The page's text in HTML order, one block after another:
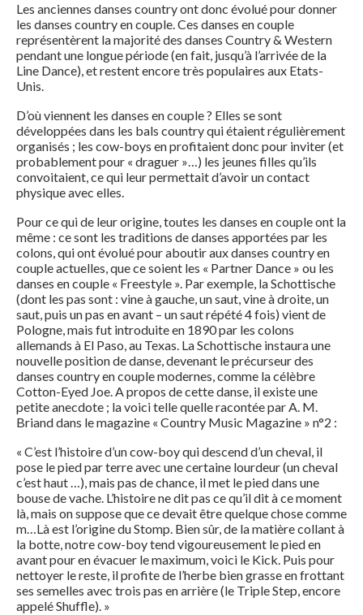
Les anciennes danses country ont donc évolué pour donner
les danses country en couple. Ces danses en couple
représentèrent la majorité des danses Country & Western
pendant une longue période (en fait, jusqu’à l’arrivée de la
Line Dance), et restent encore très populaires aux Etats-
Unis.
D’où viennent les danses en couple ? Elles se sont
développées dans les bals country qui étaient régulièrement
organisés ; les cow-boys en profitaient donc pour inviter (et
probablement pour « draguer »…) les jeunes filles qu’ils
convoitaient, ce qui leur permettait d’avoir un contact
physique avec elles.
Pour ce qui de leur origine, toutes les danses en couple ont la
même : ce sont les traditions de danses apportées par les
colons, qui ont évolué pour aboutir aux danses country en
couple actuelles, que ce soient les « Partner Dance » ou les
danses en couple « Freestyle ». Par exemple, la Schottische
(dont les pas sont : vine à gauche, un saut, vine à droite, un
saut, puis un pas en avant – un saut répété 4 fois) vient de
Pologne, mais fut introduite en 1890 par les colons
allemands à El Paso, au Texas. La Schottische instaura une
nouvelle position de danse, devenant le précurseur des
danses country en couple modernes, comme la célèbre
Cotton-Eyed Joe. A propos de cette danse, il existe une
petite anecdote ; la voici telle quelle racontée par A. M.
Briand dans le magazine « Country Music Magazine » n°2 :
« C’est l’histoire d’un cow-boy qui descend d’un cheval, il
pose le pied par terre avec une certaine lourdeur (un cheval
c’est haut …), mais pas de chance, il met le pied dans une
bouse de vache. L’histoire ne dit pas ce qu’il dit à ce moment
là, mais on suppose que ce devait être quelque chose comme
m…Là est l’origine du Stomp. Bien sûr, de la matière collant à
la botte, notre cow-boy tend vigoureusement le pied en
avant pour en évacuer le maximum, voici le Kick. Puis pour
nettoyer le reste, il profite de l’herbe bien grasse en frottant
ses semelles avec trois pas en arrière (le Triple Step, encore
appelé Shuffle). »